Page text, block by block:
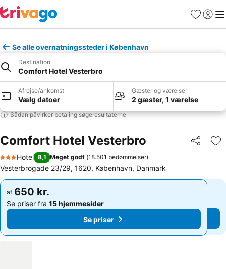
Favoritter
Log ind
Se alle overnatningssteder i København
Destination
Comfort Hotel Vesterbro
Afrejse/ankomst
Vælg datoer
Gæster og værelser
2 gæster, 1 værelse
Sådan påvirker betaling søgeresultaterne
Comfort Hotel Vesterbro Del
3 Stjerner
Hotel 8,1 Meget godt (18.501 bedømmelser)
Vesterbrogade 23/29, 1620, København, Danmark
af 650 kr.
Se priser fra 15 hjemmesider
Se priser
af 650 kr.
Se priser fra 15 hjemmesider
Se priser